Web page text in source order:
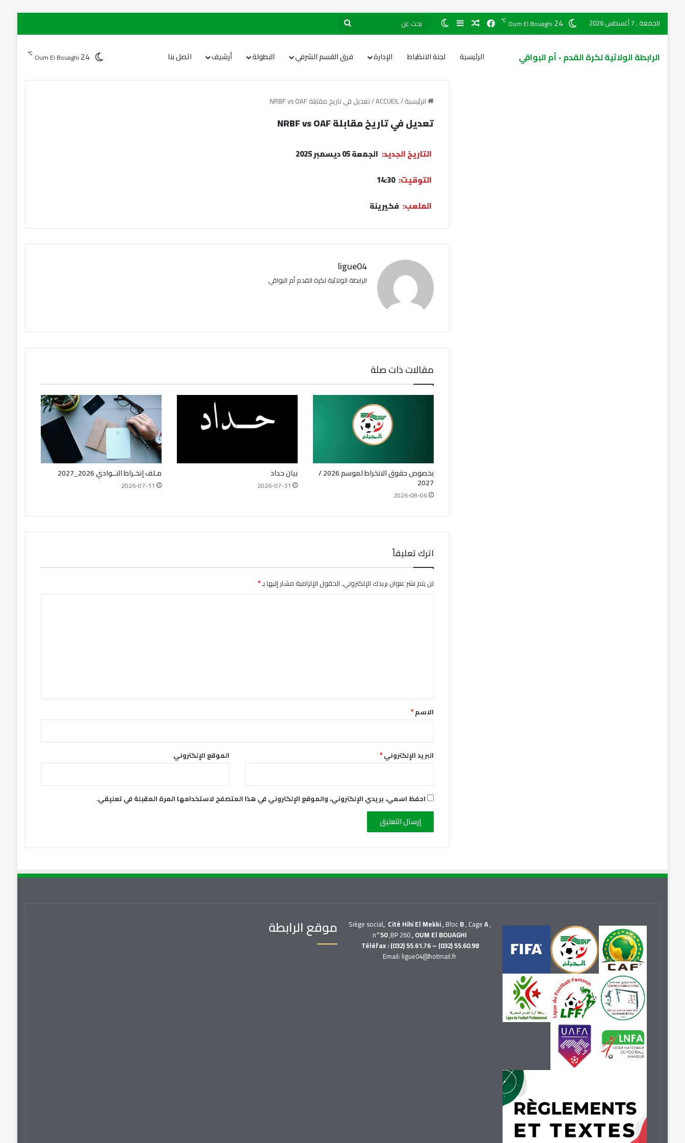
الجمعة , 7 أغسطس 2026 Oum El Bouaghi 24
℃
الرابطة الولائية لكرة القدم - أم البواقي الرئيسية لجنة الانظباط الإدارة فرق القسم الشرفي البطولة أرشيف اتصل بنا Oum El Bouaghi 24
℃
الرئيسية/
ACCUEIL
/تعديل في تاريخ مقابلة NRBF vs OAF
تعديل في تاريخ مقابلة NRBF vs OAF
التاريخ الجديد: الجمعة 05 ديسمبر 2025
التوقيت: 14:30
الملعب: فكيرينة
ligue04
الرابطة الولائية لكرة القدم أم البواقي
مقالات ذات صلة
بخصوص حقوق الانخراط لموسم 2026 /
2027
2026-08-06
بيان حداد
2026-07-31
مـلف إنخـراط النــوادي 2026_2027
2026-07-11
اترك تعليقاً
لن يتم نشر عنوان بريدك الإلكتروني.الحقول الإلزامية مشار إليها بـ*
*
الاسم*
البريد الإلكتروني* الموقع الإلكتروني
احفظ اسمي، بريدي الإلكتروني، والموقع الإلكتروني في هذا المتصفح لاستخدامها المرة المقبلة في تعليقي.
Siège social, Cité Hihi El Mekki ,BlocB, CageA,
n°50,BP 260, OUM El BOUAGHI
Téléfax : (032) 55.61.76 – (032) 55.60.98
Email: ligue04@hotmail.fr
موقع الرابطة